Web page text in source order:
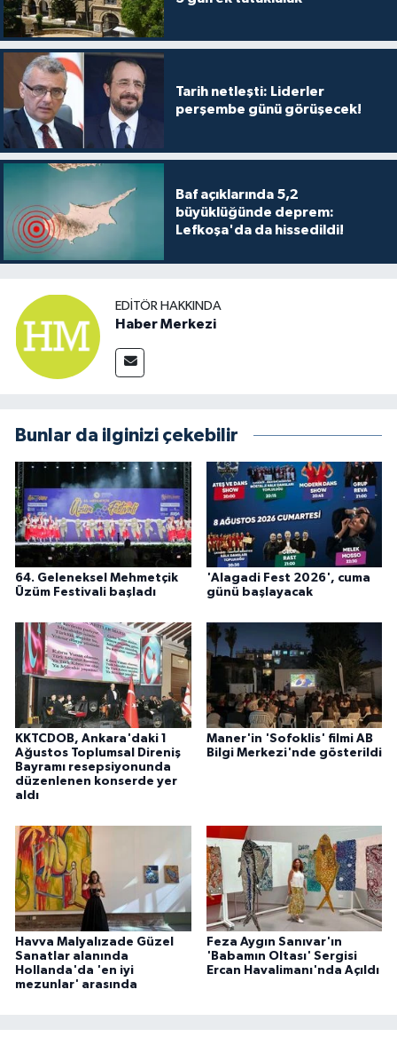
Tarih netleşti: Liderler
perşembe günü görüşecek!
Baf açıklarında 5,2
büyüklüğünde deprem:
Lefkoşa'da da hissedildi!
EDITÖR HAKKINDA
Haber Merkezi
Bunlar da ilginizi çekebilir
64. Geleneksel Mehmetçik
Üzüm Festivali başladı
'Alagadi Fest 2026', cuma
günü başlayacak
KKTCDOB, Ankara'daki 1
Ağustos Toplumsal Direniş
Bayramı resepsiyonunda
düzenlenen konserde yer
aldı
Maner'in 'Sofoklis' filmi AB
Bilgi Merkezi'nde gösterildi
Havva Malyalızade Güzel
Sanatlar alanında
Hollanda'da 'en iyi
mezunlar' arasında
Feza Aygın Sanıvar'ın
'Babamın Oltası' Sergisi
Ercan Havalimanı'nda Açıldı